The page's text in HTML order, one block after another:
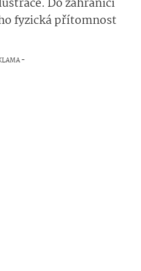
Do zahraničí
fyzická přítomnost